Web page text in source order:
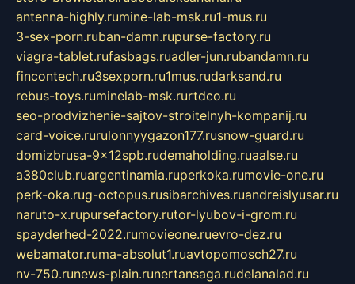
antenna-highly.rumine-lab-msk.ru1-mus.ru
3-sex-porn.ruban-damn.rupurse-factory.ru
viagra-tablet.rufasbags.ruadler-jun.rubandamn.ru
fincontech.ru3sexporn.ru1mus.rudarksand.ru
rebus-toys.ruminelab-msk.rurtdco.ru
seo-prodvizhenie-sajtov-stroitelnyh-kompanij.ru
card-voice.rurulonnyygazon177.rusnow-guard.ru
domizbrusa-9x12spb.rudemaholding.ruaalse.ru
a380club.ruargentinamia.ruperkoka.rumovie-one.ru
perk-oka.rug-octopus.rusibarchives.ruandreislyusar.ru
naruto-x.rupursefactory.rutor-lyubov-i-grom.ru
spayderhed-2022.rumovieone.ruevro-dez.ru
webamator.ruma-absolut1.ruavtopomosch27.ru
nv-750.runews-plain.runertansaga.rudelanalad.ru